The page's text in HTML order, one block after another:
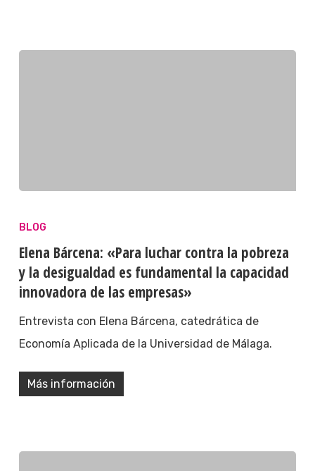
BLOG
Elena Bárcena: «Para luchar contra la pobreza
y la desigualdad es fundamental la capacidad
innovadora de las empresas»
Entrevista con Elena Bárcena, catedrática de
Economía Aplicada de la Universidad de Málaga.
Más información